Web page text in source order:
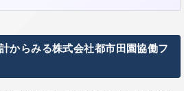
からみる株式会社都市田園協働フ